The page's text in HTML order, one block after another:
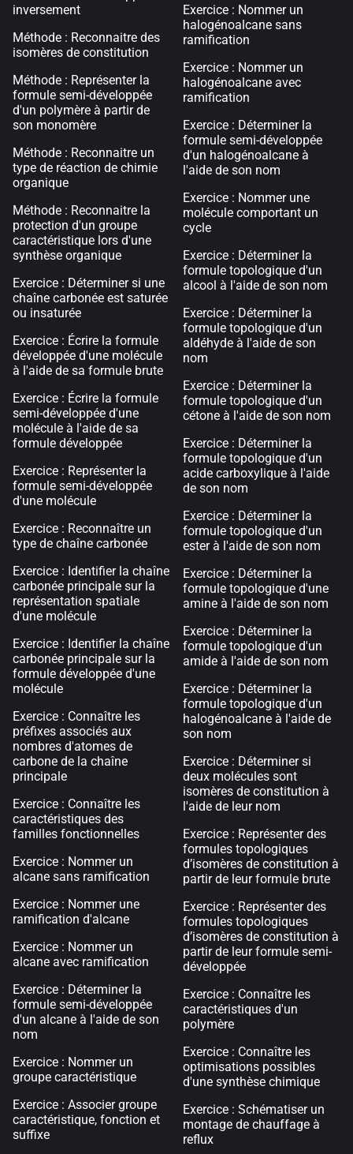
inversement
Méthode : Reconnaitre des
isomères de constitution
Méthode : Représenter la
formule semi-développée
d'un polymère à partir de
son monomère
Méthode : Reconnaitre un
type de réaction de chimie
organique
Méthode : Reconnaitre la
protection d'un groupe
caractéristique lors d'une
synthèse organique
Exercice : Déterminer si une
chaîne carbonée est saturée
ou insaturée
Exercice : Écrire la formule
développée d'une molécule
à l'aide de sa formule brute
Exercice : Écrire la formule
semi-développée d'une
molécule à l'aide de sa
formule développée
Exercice : Représenter la
formule semi-développée
d'une molécule
Exercice : Reconnaître un
type de chaîne carbonée
Exercice : Identifier la chaîne
carbonée principale sur la
représentation spatiale
d'une molécule
Exercice : Identifier la chaîne
carbonée principale sur la
formule développée d'une
molécule
Exercice : Connaître les
préfixes associés aux
nombres d'atomes de
carbone de la chaîne
principale
Exercice : Connaître les
caractéristiques des
familles fonctionnelles
Exercice : Nommer un
alcane sans ramification
Exercice : Nommer une
ramification d'alcane
Exercice : Nommer un
alcane avec ramification
Exercice : Déterminer la
formule semi-développée
d'un alcane à l'aide de son
nom
Exercice : Nommer un
groupe caractéristique
Exercice : Associer groupe
caractéristique, fonction et
suffixe
Exercice : Nommer un
halogénoalcane sans
ramification
Exercice : Nommer un
halogénoalcane avec
ramification
Exercice : Déterminer la
formule semi-développée
d'un halogénoalcane à
l'aide de son nom
Exercice : Nommer une
molécule comportant un
cycle
Exercice : Déterminer la
formule topologique d'un
alcool à l'aide de son nom
Exercice : Déterminer la
formule topologique d'un
aldéhyde à l'aide de son
nom
Exercice : Déterminer la
formule topologique d'un
cétone à l'aide de son nom
Exercice : Déterminer la
formule topologique d'un
acide carboxylique à l'aide
de son nom
Exercice : Déterminer la
formule topologique d'un
ester à l'aide de son nom
Exercice : Déterminer la
formule topologique d'une
amine à l'aide de son nom
Exercice : Déterminer la
formule topologique d'un
amide à l'aide de son nom
Exercice : Déterminer la
formule topologique d'un
halogénoalcane à l'aide de
son nom
Exercice : Déterminer si
deux molécules sont
isomères de constitution à
l'aide de leur nom
Exercice : Représenter des
formules topologiques
d’isomères de constitution à
partir de leur formule brute
Exercice : Représenter des
formules topologiques
d’isomères de constitution à
partir de leur formule semi-
développée
Exercice : Connaître les
caractéristiques d'un
polymère
Exercice : Connaître les
optimisations possibles
d'une synthèse chimique
Exercice : Schématiser un
montage de chauffage à
reflux